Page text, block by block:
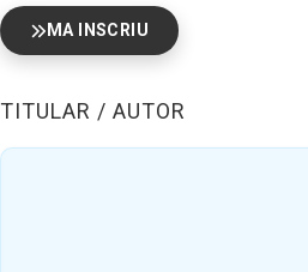
MA INSCRIU
TITULAR / AUTOR